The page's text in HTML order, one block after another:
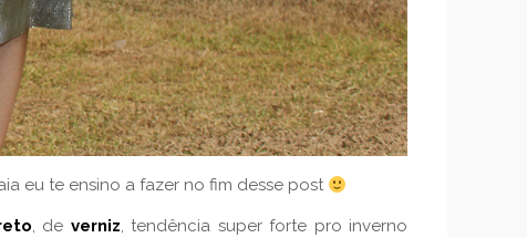
eu te ensino a fazer no fim desse post
, de verniz, tendência super forte pro inverno